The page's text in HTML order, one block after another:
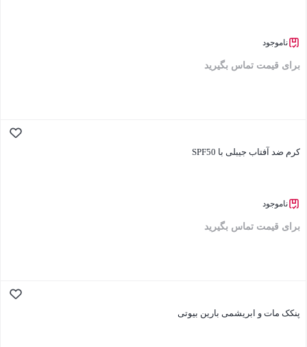
ناموجود
برای قیمت تماس بگیرید
کرم ضد آفتاب جیبلی با SPF50
ناموجود
برای قیمت تماس بگیرید
پنکک مات و ابریشمی بارین بیوتی